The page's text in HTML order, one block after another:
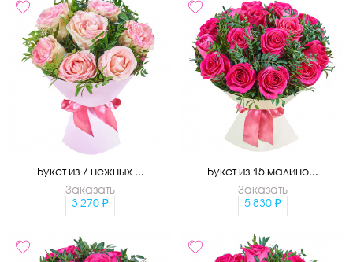
Букет из 7 нежных ...
Заказать
3 270
Букет из 15 малино...
Заказать
5 830